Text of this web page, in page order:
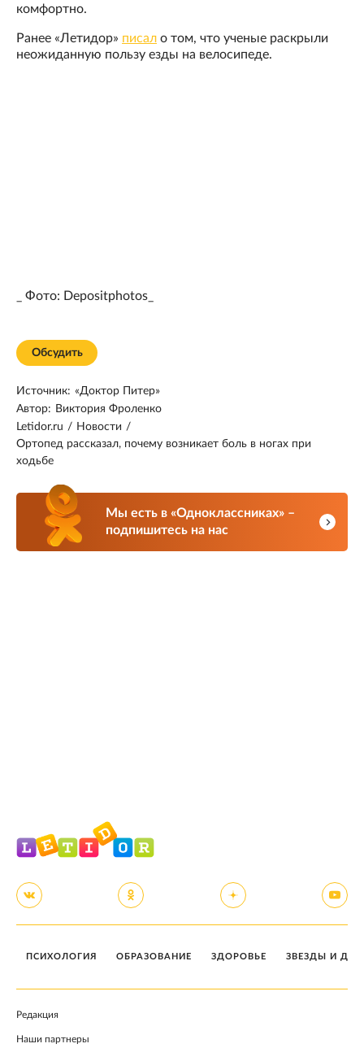
комфортно.
Ранее «Летидор» писал о том, что ученые раскрыли
неожиданную пользу езды на велосипеде.
_ Фото: Depositphotos_
Обсудить
Источник: «Доктор Питер»
Автор: Виктория Фроленко
Letidor.ru / Новости /
Ортопед рассказал, почему возникает боль в ногах при
ходьбе
Мы есть в «Одноклассниках» –
подпишитесь на нас
ПСИХОЛОГИЯ ОБРАЗОВАНИЕ ЗДОРОВЬЕ ЗВЕЗДЫ И
Редакция
Наши партнеры